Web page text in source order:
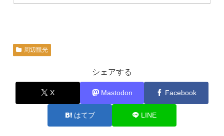
周辺観光
シェアする
X Mastodon Facebook
はてブ LINE